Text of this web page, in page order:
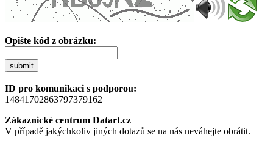
Opište kód z obrázku:
submit
ID pro komunikaci s podporou:
14841702863797379162
Zákaznické centrum Datart.cz
V případě jakýchkoliv jiných dotazů se na nás neváhejte obrátit.